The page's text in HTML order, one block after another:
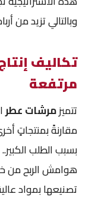
وبالتالي تزيد من
تكاليف
مرتفعة
تتميزمرشات عطر
مقارنةً بمنتجاتٍ
بسبب الطلب
هوامش الربح من
تصنيعها بمواد